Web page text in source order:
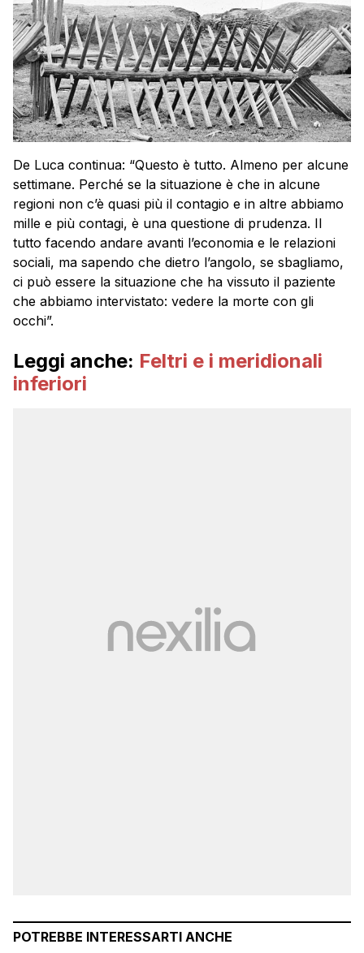
De Luca continua: “Questo è tutto. Almeno per alcune
settimane. Perché se la situazione è che in alcune
regioni non c’è quasi più il contagio e in altre abbiamo
mille e più contagi, è una questione di prudenza. Il
tutto facendo andare avanti l’economia e le relazioni
sociali, ma sapendo che dietro l’angolo, se sbagliamo,
ci può essere la situazione che ha vissuto il paziente
che abbiamo intervistato: vedere la morte con gli
occhi”.
Leggi anche: Feltri e i meridionali
inferiori
POTREBBE INTERESSARTI ANCHE